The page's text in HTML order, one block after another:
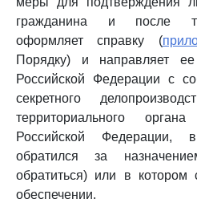
гражданина и после
оформляет справку (
Порядку) и направляет
Российской Федерации с
секретного
территориального
Российской Федерации,
обратился за
обратиться) или в котором
обеспечении.